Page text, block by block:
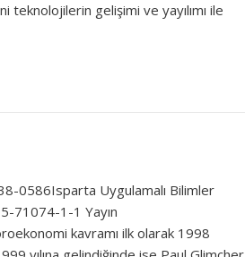
gelişimi ve yayılımı ile
0586Isparta Uygulamalı Bilimler
71074-1-1 Yayın
kavramı ilk olarak 1998